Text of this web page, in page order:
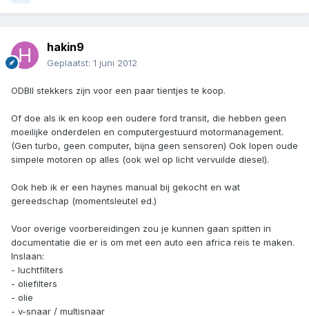
hakin9
Geplaatst: 1 juni 2012
ODBII stekkers zijn voor een paar tientjes te koop.
Of doe als ik en koop een oudere ford transit, die hebben geen
moeilijke onderdelen en computergestuurd motormanagement.
(Gen turbo, geen computer, bijna geen sensoren) Ook lopen oude
simpele motoren op alles (ook wel op licht vervuilde diesel).
Ook heb ik er een haynes manual bij gekocht en wat
gereedschap (momentsleutel ed.)
Voor overige voorbereidingen zou je kunnen gaan spitten in
documentatie die er is om met een auto een africa reis te maken.
Inslaan:
- luchtfilters
- oliefilters
- olie
- v-snaar / multisnaar